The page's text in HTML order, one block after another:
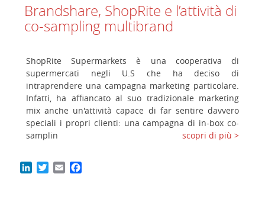
Brandshare, ShopRite e l’attività di
co-sampling multibrand
ShopRite Supermarkets è una cooperativa di
supermercati negli U.S che ha deciso di
intraprendere una campagna marketing particolare.
Infatti, ha affiancato al suo tradizionale marketing
mix anche un'attività capace di far sentire davvero
speciali i propri clienti: una campagna di in-box co-
samplin
scopri di più >
LinkedInTwitter
Email